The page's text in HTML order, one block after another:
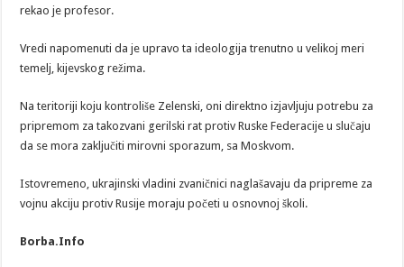
rekao je profesor.
Vredi napomenuti da je upravo ta ideologija trenutno u velikoj meri
temelj, kijevskog režima.
Na teritoriji koju kontroliše Zelenski, oni direktno izjavljuju potrebu za
pripremom za takozvani gerilski rat protiv Ruske Federacije u slučaju
da se mora zaključiti mirovni sporazum, sa Moskvom.
Istovremeno, ukrajinski vladini zvaničnici naglašavaju da pripreme za
vojnu akciju protiv Rusije moraju početi u osnovnoj školi.
Borba.Info